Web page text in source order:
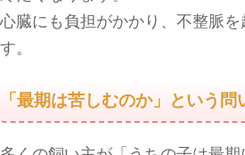
心臓にも負担がかかり、不整脈を
す。
「最期は苦しむのか」という